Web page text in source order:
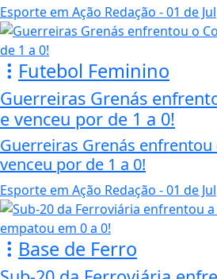
Esporte em Ação Redação - 01 de Jul
Futebol Feminino
Guerreiras Grenás
e venceu por de 1 a 0!
Guerreiras Grenás
venceu por de 1 a 0!
Esporte em Ação Redação - 01 de Jul
Base de Ferro